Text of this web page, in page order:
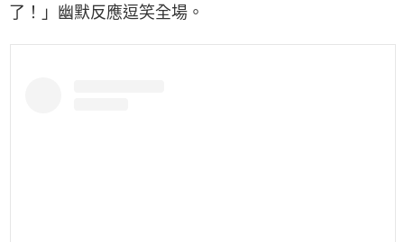
了！」幽默反應逗笑全場。